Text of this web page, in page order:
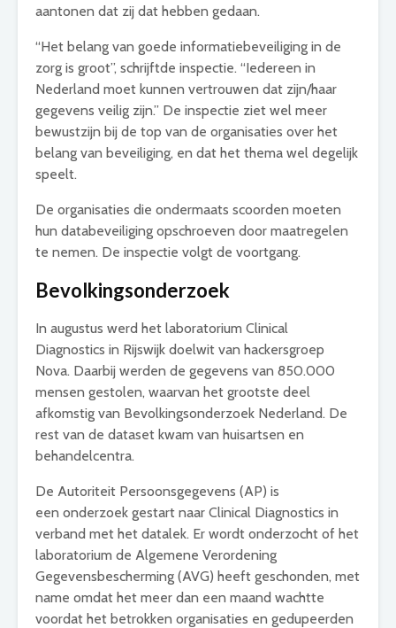
aantonen dat zij dat hebben gedaan.
“Het belang van goede informatiebeveiliging in de
zorg is groot”, schrijftde inspectie. “Iedereen in
Nederland moet kunnen vertrouwen dat zijn/haar
gegevens veilig zijn.” De inspectie ziet wel meer
bewustzijn bij de top van de organisaties over het
belang van beveiliging, en dat het thema wel degelijk
speelt.
De organisaties die ondermaats scoorden moeten
hun databeveiliging opschroeven door maatregelen
te nemen. De inspectie volgt de voortgang.
Bevolkingsonderzoek
In augustus werd het laboratorium Clinical
Diagnostics in Rijswijk doelwit van hackersgroep
Nova. Daarbij werden de gegevens van 850.000
mensen gestolen, waarvan het grootste deel
afkomstig van Bevolkingsonderzoek Nederland. De
rest van de dataset kwam van huisartsen en
behandelcentra.
De Autoriteit Persoonsgegevens (AP) is
een onderzoek gestart naar Clinical Diagnostics in
verband met het datalek. Er wordt onderzocht of het
laboratorium de Algemene Verordening
Gegevensbescherming (AVG) heeft geschonden, met
name omdat het meer dan een maand wachtte
voordat het betrokken organisaties en gedupeerden